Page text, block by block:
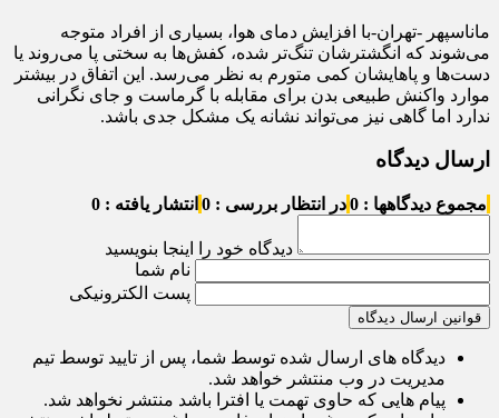
ماناسپهر -تهران-با افزایش دمای هوا، بسیاری از افراد متوجه
می‌شوند که انگشترشان تنگ‌تر شده، کفش‌ها به سختی پا می‌روند یا
دست‌ها و پاهایشان کمی متورم به نظر می‌رسد. این اتفاق در بیشتر
موارد واکنش طبیعی بدن برای مقابله با گرماست و جای نگرانی
ندارد اما گاهی نیز می‌تواند نشانه یک مشکل جدی باشد.
ارسال دیدگاه
مجموع دیدگاهها : 0 در انتظار بررسی : 0 انتشار یافته : 0
دیدگاه خود را اینجا بنویسید
نام شما
پست الکترونیکی
قوانین ارسال دیدگاه
دیدگاه های ارسال شده توسط شما، پس از تایید توسط تیم
مدیریت در وب منتشر خواهد شد.
پیام هایی که حاوی تهمت یا افترا باشد منتشر نخواهد شد.